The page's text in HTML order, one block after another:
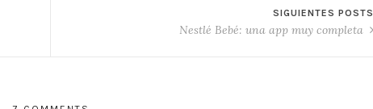
SIGUIENTES POSTS
Nestlé Bebé: una app muy completa